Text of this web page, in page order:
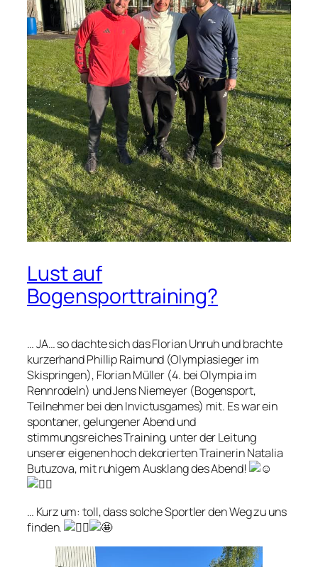
Lust auf
Bogensporttraining?
… JA… so dachte sich das Florian Unruh und brachte
kurzerhand Phillip Raimund (Olympiasieger im
Skispringen), Florian Müller (4. bei Olympia im
Rennrodeln) und Jens Niemeyer (Bogensport,
Teilnehmer bei den Invictusgames) mit. Es war ein
spontaner, gelungener Abend und
stimmungsreiches Training, unter der Leitung
unserer eigenen hoch dekorierten Trainerin Natalia
Butuzova, mit ruhigem Ausklang des Abend!
… Kurz um: toll, dass solche Sportler den Weg zu uns
finden.